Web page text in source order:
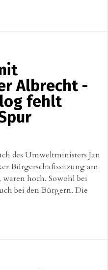
Albrecht -
fehlt
des Umweltministers Jan
Bürgerschaftssitzung am
waren hoch. Sowohl bei
bei den Bürgern. Die